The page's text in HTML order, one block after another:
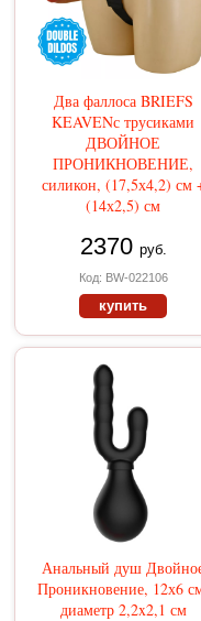
Два фаллоса BRIEFS
KEAVENс трусиками
ДВОЙНОЕ
ПРОНИКНОВЕНИЕ,
силикон, (17,5х4,2) см
(14х2,5) см
2370 руб.
Код: BW-022106
купить
Анальный душ
Проникновение, 12х6
диаметр 2,2x2,1 см